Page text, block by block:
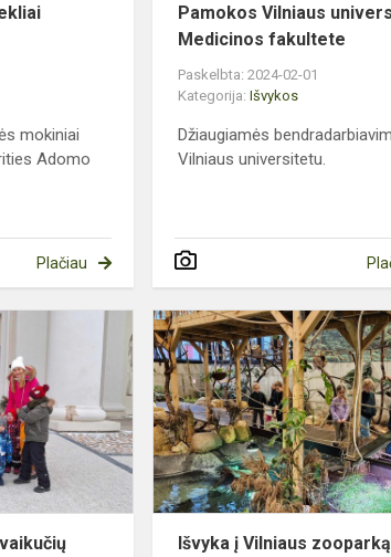
mokiniai
Adomo
Plačiau
Pamokos Vilniaus
Medicinos fakultete
Paskelbta: 2024-02-01
Kategorija:Išvykos
Džiaugiamės
Vilniaus universitetu.
Avižienių
darželio
vaikučių
pažintinė
įšvyka
Išvyka į Vilniaus zooparką